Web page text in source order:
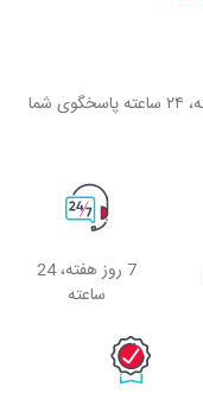
تلفن پشتیبانی | 09120511400 | ۷ روز هفته، ۲۴ ساعته پاسخگوی شما
7 روز هفته، 24
ساعته